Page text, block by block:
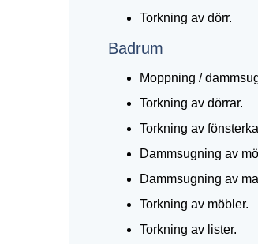
Torkning av dörr.
Badrum
Moppning /
Torkning av dörrar.
Torkning av
Dammsugning av
Dammsugning av
Torkning av möbler.
Torkning av lister.